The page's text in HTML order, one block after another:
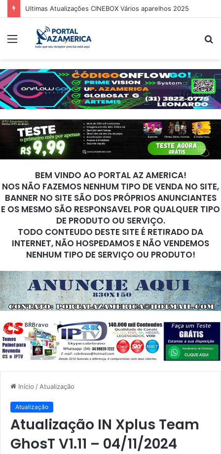
Ultimas Atualizações CINEBOX Vários aparelhos 2025
BEM VINDO AO PORTAL AZ AMERICA!
NOS NÃO FAZEMOS NENHUM TIPO DE VENDA NO SITE,
BANNER NO SITE SÃO DOS PRÓPRIOS ANUNCIANTES
E OS MESMO SÃO RESPONSAVEL POR QUALQUER TIPO
DE PRODUTO OU SERVIÇO.
TODO CONTEUDO DESTE SITE É RETIRADO DA
INTERNET, NÃO HOSPEDAMOS E NÃO VENDEMOS
NENHUM TIPO DE SERVIÇO OU PRODUTO!
Início / Atualização
Atualização
Atualização IN Xplus Team
GhosT V1.11 – 04/11/2024